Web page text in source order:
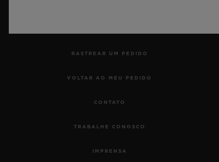
RASTREAR UM PEDIDO
VOLTAR AO MEU PEDIDO
CONTATO
TRABALHE CONOSCO
IMPRENSA